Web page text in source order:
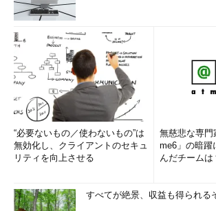
“必要ないもの／使わないもの”は
無効化し、クライアントのセキュ
リティを向上させる
無慈悲な専門
me6」の暗躍
んだチームは
すべてが絶景、収益も得られる